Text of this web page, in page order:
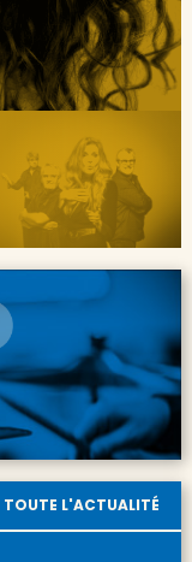
TOUTE L'ACTUALITÉ